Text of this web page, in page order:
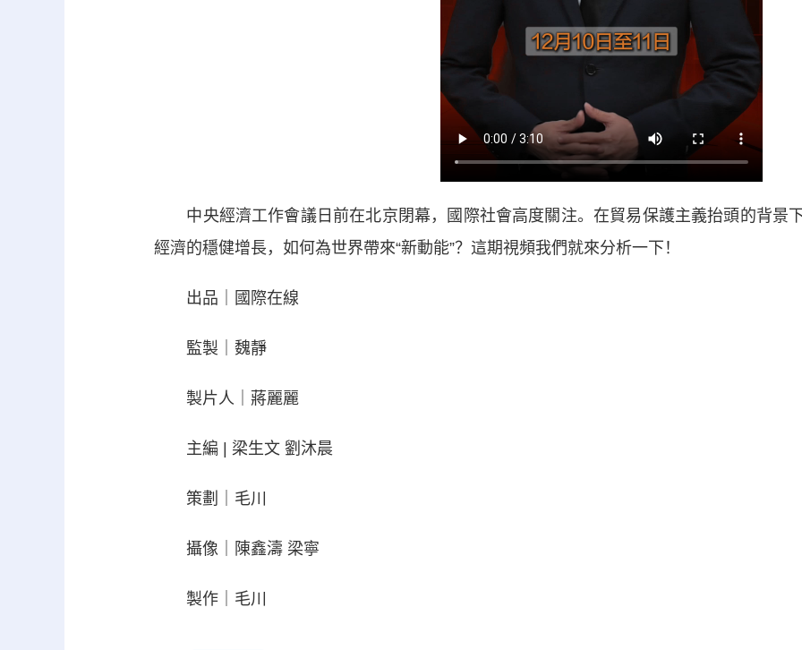
中央經濟工作會議日前在北京閉幕，國際社會高度關注。在貿易保護主義抬頭的背景
經濟的穩健增長，如何為世界帶來“新動能”？這期視頻我們就來分析一下！
出品｜國際在線
監製｜魏靜
製片人｜蔣麗麗
主編 | 梁生文 劉沐晨
策劃｜毛川
攝像｜陳鑫濤 梁寧
製作｜毛川